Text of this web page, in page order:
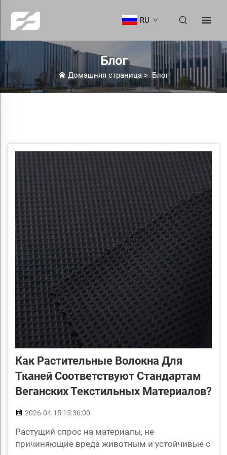
RU
Блог
Домашняя страница> Блог
Как Растительные Волокна Для
Тканей Соответствуют Стандартам
Веганских Текстильных Материалов?
2026-04-15 15:36:00
Растущий спрос на материалы, не
причиняющие вреда животным и устойчивые с